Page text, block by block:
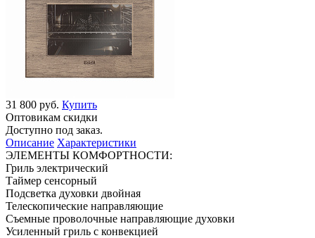
31 800 руб. Купить
Оптовикам скидки
Доступно под заказ.
Описание Характеристики
ЭЛЕМЕНТЫ КОМФОРТНОСТИ:
Гриль электрический
Таймер сенсорный
Подсветка духовки двойная
Телескопические направляющие
Съемные проволочные направляющие духовки
Усиленный гриль с конвекцией